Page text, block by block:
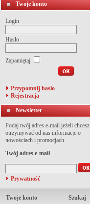
Twoje konto
Login
Hasło
Zapamiętaj
Przypomnij hasło
Rejestracja
Newsletter
Podaj twój adres e-mail jeżeli chcesz
otrzymywać od nas informacje o
nowościach i promocjach
Twój adres e-mail
Prywatność
Twoje konto
Szukaj